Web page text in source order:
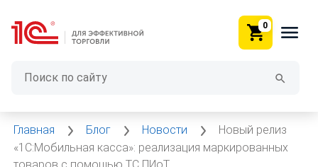
0
Главная Блог Новости
Новый релиз
«1C:Мобильная касса»: реализация маркированных